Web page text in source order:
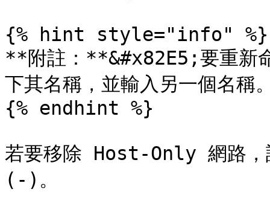
{% hint style="info" %}
**附註：**&#x82E5;要重新
下其名稱，並輸入另一個名稱
{% endhint %}
若要移除 Host-Only 網路，
(-)。